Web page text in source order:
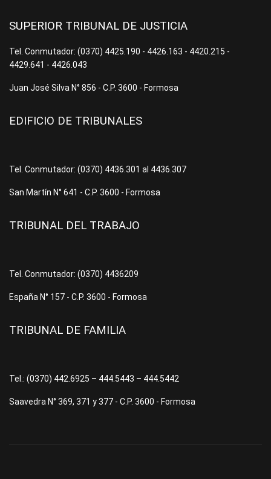
SUPERIOR TRIBUNAL DE JUSTICIA
Tel. Conmutador: (0370) 4425.190 - 4426.163 - 4420.215 -
4429.641 - 4426.043
Juan José Silva N° 856 - C.P. 3600 - Formosa
EDIFICIO DE TRIBUNALES
Tel. Conmutador: (0370) 4436.301 al 4436.307
San Martín N° 641 - C.P. 3600 - Formosa
TRIBUNAL DEL TRABAJO
Tel. Conmutador: (0370) 4436209
España N° 157 - C.P. 3600 - Formosa
TRIBUNAL DE FAMILIA
Tel.: (0370) 442.6925 – 444.5443 – 444.5442
Saavedra N° 369, 371 y 377 - C.P. 3600 - Formosa